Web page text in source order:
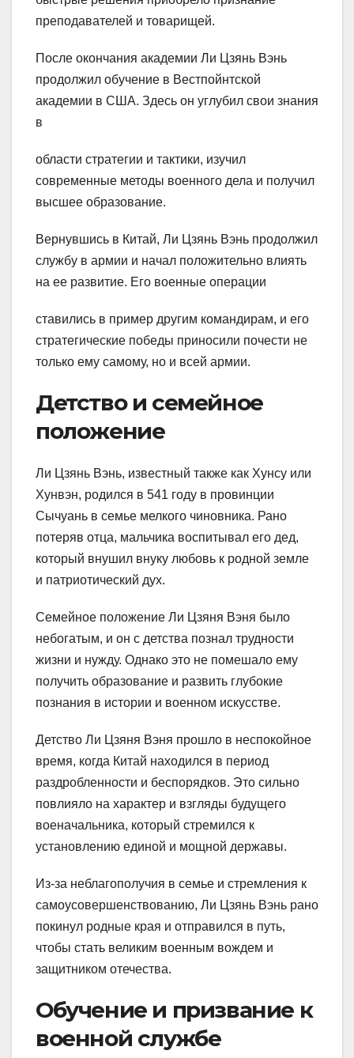
преподавателей и товарищей.
После окончания академии Ли Цзянь Вэнь
продолжил обучение в Вестпойнтской
академии в США. Здесь он углубил свои знания
в
области стратегии и тактики, изучил
современные методы военного дела и получил
высшее образование.
Вернувшись в Китай, Ли Цзянь Вэнь продолжил
службу в армии и начал положительно влиять
на ее развитие. Его военные операции
ставились в пример другим командирам, и его
стратегические победы приносили почести не
только ему самому, но и всей армии.
Детство и семейное
положение
Ли Цзянь Вэнь, известный также как Хунсу или
Хунвэн, родился в 541 году в провинции
Сычуань в семье мелкого чиновника. Рано
потеряв отца, мальчика воспитывал его дед,
который внушил внуку любовь к родной земле
и патриотический дух.
Семейное положение Ли Цзяня Вэня было
небогатым, и он с детства познал трудности
жизни и нужду. Однако это не помешало ему
получить образование и развить глубокие
познания в истории и военном искусстве.
Детство Ли Цзяня Вэня прошло в неспокойное
время, когда Китай находился в период
раздробленности и беспорядков. Это сильно
повлияло на характер и взгляды будущего
военачальника, который стремился к
установлению единой и мощной державы.
Из-за неблагополучия в семье и стремления к
самоусовершенствованию, Ли Цзянь Вэнь рано
покинул родные края и отправился в путь,
чтобы стать великим военным вождем и
защитником отечества.
Обучение и призвание к
военной службе